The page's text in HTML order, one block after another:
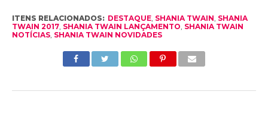
ITENS RELACIONADOS: DESTAQUE, SHANIA TWAIN SHANIA
TWAIN 2017, SHANIA TWAIN LANÇAMENTO SHANIA TWAIN
NOTÍCIAS, SHANIA TWAIN NOVIDADES